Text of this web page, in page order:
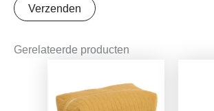
Gerelateerde producten
was:
€18,99.
is: